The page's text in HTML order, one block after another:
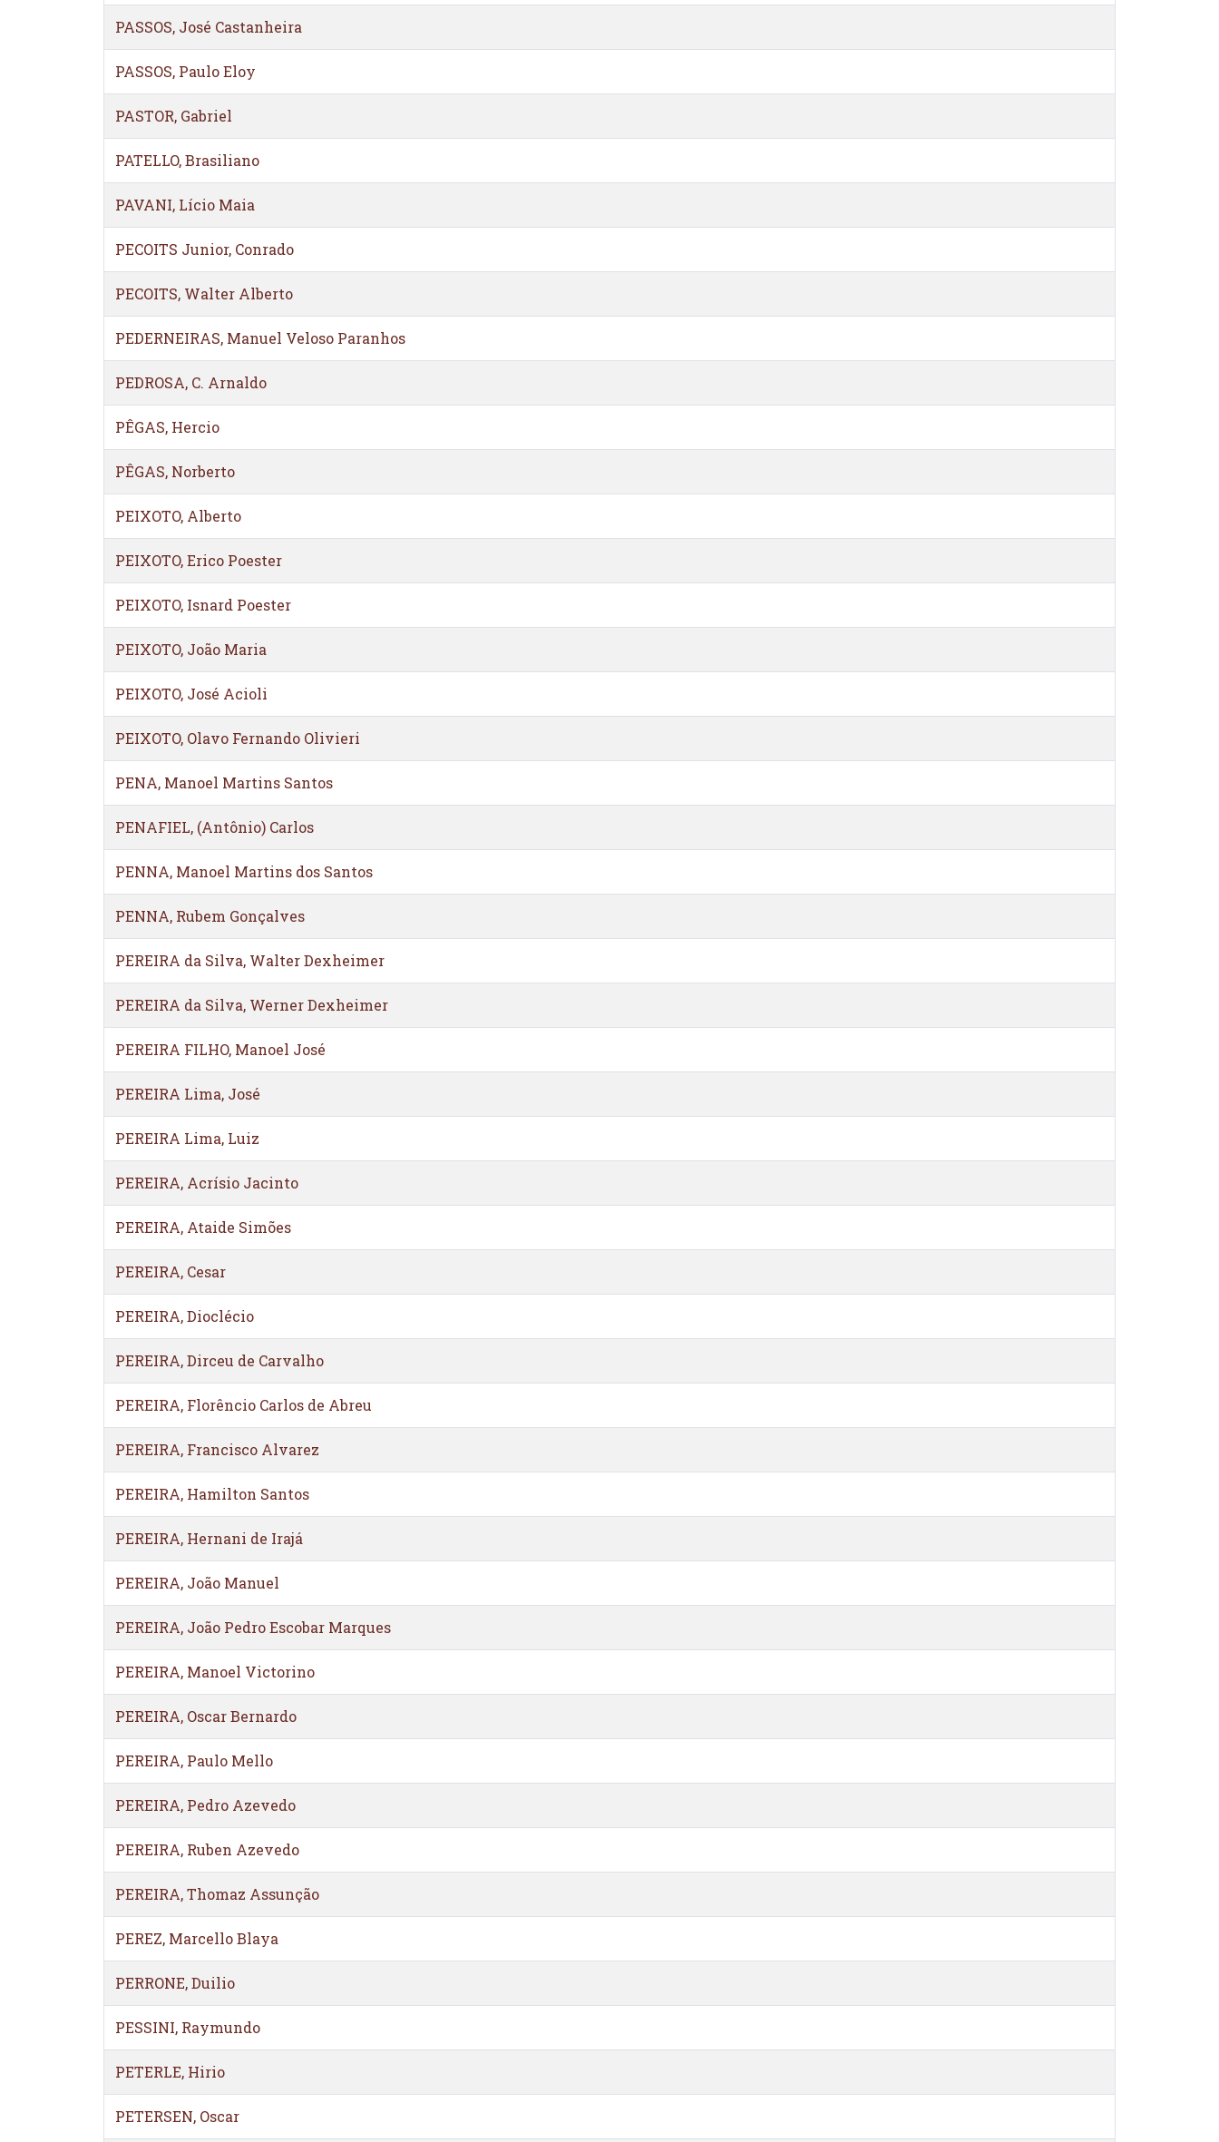
PASSOS, José Castanheira
PASSOS, Paulo Eloy
PASTOR, Gabriel
PATELLO, Brasiliano
PAVANI, Lício Maia
PECOITS Junior, Conrado
PECOITS, Walter Alberto
PEDERNEIRAS, Manuel Veloso Paranhos
PEDROSA, C. Arnaldo
PÊGAS, Hercio
PÊGAS, Norberto
PEIXOTO, Alberto
PEIXOTO, Erico Poester
PEIXOTO, Isnard Poester
PEIXOTO, João Maria
PEIXOTO, José Acioli
PEIXOTO, Olavo Fernando Olivieri
PENA, Manoel Martins Santos
PENAFIEL, (Antônio) Carlos
PENNA, Manoel Martins dos Santos
PENNA, Rubem Gonçalves
PEREIRA da Silva, Walter Dexheimer
PEREIRA da Silva, Werner Dexheimer
PEREIRA FILHO, Manoel José
PEREIRA Lima, José
PEREIRA Lima, Luiz
PEREIRA, Acrísio Jacinto
PEREIRA, Ataide Simões
PEREIRA, Cesar
PEREIRA, Dioclécio
PEREIRA, Dirceu de Carvalho
PEREIRA, Florêncio Carlos de Abreu
PEREIRA, Francisco Alvarez
PEREIRA, Hamilton Santos
PEREIRA, Hernani de Irajá
PEREIRA, João Manuel
PEREIRA, João Pedro Escobar Marques
PEREIRA, Manoel Victorino
PEREIRA, Oscar Bernardo
PEREIRA, Paulo Mello
PEREIRA, Pedro Azevedo
PEREIRA, Ruben Azevedo
PEREIRA, Thomaz Assunção
PEREZ, Marcello Blaya
PERRONE, Duilio
PESSINI, Raymundo
PETERLE, Hirio
PETERSEN, Oscar